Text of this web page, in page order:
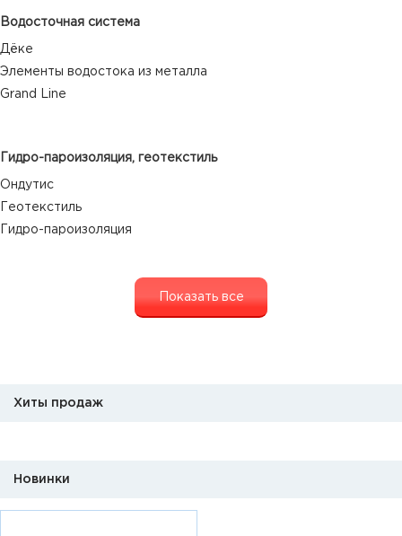
Водосточная система
Дёке
Элементы водостока из металла
Grand Line
Гидро-пароизоляция, геотекстиль
Ондутис
Геотекстиль
Гидро-пароизоляция
Показать все
Хиты продаж
Новинки